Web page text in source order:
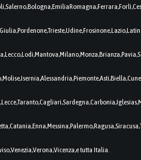
tutta Italia.